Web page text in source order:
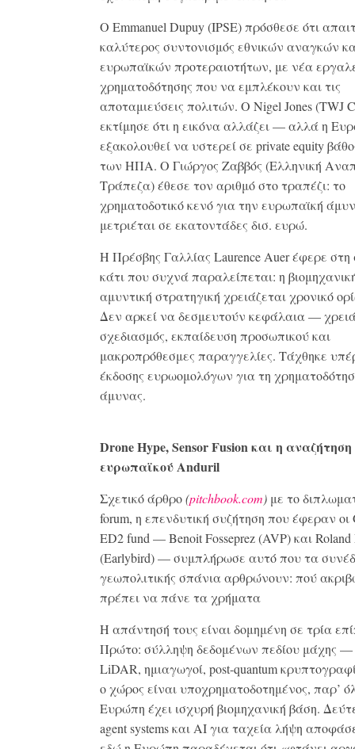
Ο Emmanuel Dupuy (IPSE) πρόσθεσε ότι
καλύτερος συντονισμός εθνικών αναγκών
ευρωπαϊκών προτεραιοτήτων, με νέα
χρηματοδότησης που να εμπλέκουν και τις
αποταμιεύσεις πολιτών. Ο Nigel Jones (TWJ
εκτίμησε ότι η εικόνα αλλάζει — αλλά η
εξακολουθεί να υστερεί σε private equity
των ΗΠΑ. Ο Γιώργος Ζαββός (Ελληνική
Τράπεζα) έθεσε τον αριθμό στο τραπέζι: το
χρηματοδοτικό κενό για την ευρωπαϊκή
μετριέται σε εκατοντάδες δισ. ευρώ.
Η Πρέσβης Γαλλίας Laurence Auer έφερε στη
κάτι που συχνά παραλείπεται: η
αμυντική στρατηγική χρειάζεται χρονικό
Δεν αρκεί να δεσμευτούν κεφάλαια —
σχεδιασμός, εκπαίδευση προσωπικού και
μακροπρόθεσμες παραγγελίες. Τάχθηκε
έκδοσης ευρωομολόγων για τη
άμυνας.
Drone Hype, Sensor Fusion και η αναζήτηση
ευρωπαϊκού Anduril
Σχετικό άρθρο(pitchbook.com) με το
forum, η επενδυτική συζήτηση που έφεραν οι
ED2 fund — Benoit Fosseprez (AVP) και Roland
(Earlybird) — συμπλήρωσε αυτό που τα
γεωπολιτικής σπάνια αρθρώνουν: πού
πρέπει να πάνε τα χρήματα
Η απάντησή τους είναι δομημένη σε τρία
Πρώτο: σύλληψη δεδομένων πεδίου μάχης
LiDAR, ημιαγωγοί, post-quantum
ο χώρος είναι υποχρηματοδοτημένος, παρ’
Ευρώπη έχει ισχυρή βιομηχανική βάση.
agent systems και ΑΙ για ταχεία λήψη